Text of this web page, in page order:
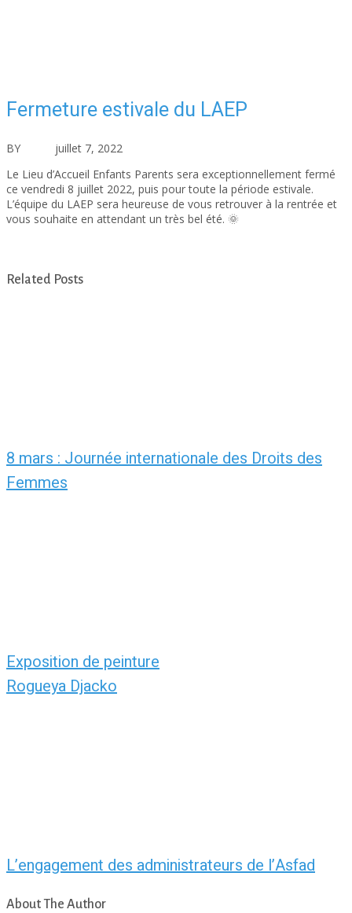
Fermeture estivale du LAEP
BY juillet 7, 2022
Le Lieu d’Accueil Enfants Parents sera exceptionnellement fermé
ce vendredi 8 juillet 2022, puis pour toute la période estivale.
L’équipe du LAEP sera heureuse de vous retrouver à la rentrée et
vous souhaite en attendant un très bel été. 🌞
Related Posts
8 mars : Journée internationale des Droits des
Femmes
Exposition de peinture
Rogueya Djacko
L’engagement des administrateurs de l’Asfad
About The Author